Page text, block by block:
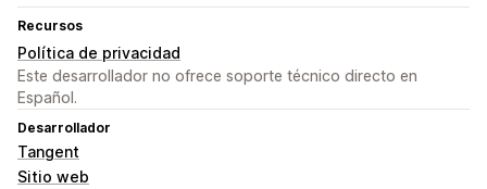
Recursos
Política de privacidad
Este desarrollador no ofrece soporte técnico directo en
Español.
Desarrollador
Tangent
Sitio web